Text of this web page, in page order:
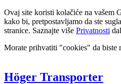
Ovaj site koristi kolačiće na vašem
kako bi, pretpostavljamo da ste
stranice. Saznajte više Privatnosti
Morate prihvatiti "cookies" da
Höger Transporter